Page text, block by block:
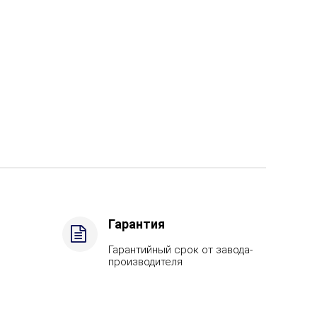
Гарантия
Гарантийный срок от завода-
производителя